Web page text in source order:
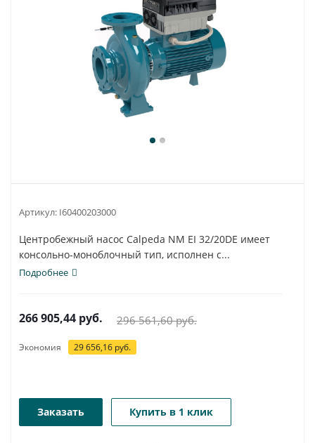
Артикул: I60400203000
Центробежный насос Calpeda NM EI 32/20DE имеет
консольно-моноблочный тип, исполнен с...
Подробнее
266 905,44 руб. 296 561,60руб.
Экономия 29 656,16 руб.
Заказать Купить в 1 клик